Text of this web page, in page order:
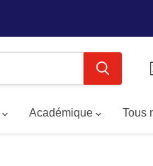
Académique Tous